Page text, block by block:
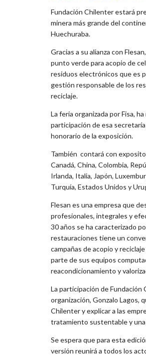
Fundación Chilenter estará
minera más grande del
Huechuraba.
Gracias a su alianza con
punto verde para acopio de
residuos electrónicos que es
gestión responsable de los
reciclaje.
La feria organizada por Fisa,
participación de esa
honorario de la exposición.
También contará con
Canadá, China, Colombia,
Irlanda, Italia, Japón,
Turquía, Estados Unidos y
Flesan es una empresa que
profesionales, integrales y
30 años se ha caracterizado
restauraciones tiene un
campañas de acopio y
parte de sus equipos
reacondicionamiento y
La participación de
organización, Gonzalo Lagos,
Chilenter y explicar a las
tratamiento sustentable y una
Se espera que para esta
versión reunirá a todos los